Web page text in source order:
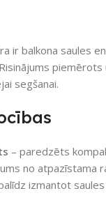
ir balkona saules
segšanai.
– paredzēts
no atpazīstama
izmantot